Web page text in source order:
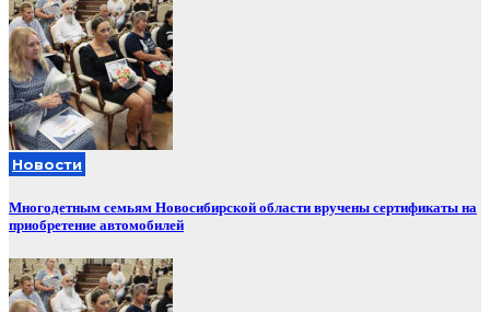
Новости
Многодетным семьям Новосибирской области вручены сертификаты на
приобретение автомобилей